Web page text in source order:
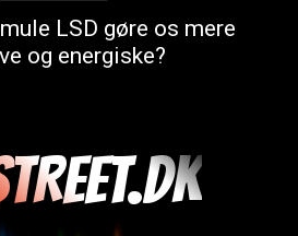
LSD gøre os mere
og energiske?